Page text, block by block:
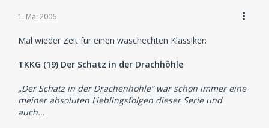
1. Mai 2006
Mal wieder Zeit für einen waschechten Klassiker:
TKKG (19) Der Schatz in der Drachhöhle
„Der Schatz in der Drachenhöhle“ war schon immer eine
meiner absoluten Lieblingsfolgen dieser Serie und
auch...